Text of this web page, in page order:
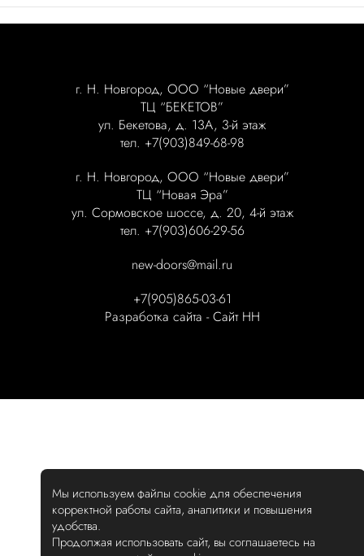
г. Н. Новгород, ООО “Новые двери”
ТЦ “БЕКЕТОВ”
ул. Бекетова, д. 13А, 3-й этаж
тел. +7(903)849-68-98
г. Н. Новгород, ООО “Новые двери”
ТЦ “Новая Эра”
ул. Сормовское шоссе, д. 20, 4-й этаж
тел. +7(903)606-29-56
new-doors@mail.ru
+7(905)865-03-61
Разработка сайта -Сайт НН
Мы используем файлы cookie для обеспечения
корректной работы сайта, аналитики и повышения
удобства.
Продолжая использовать сайт, вы соглашаетесь на